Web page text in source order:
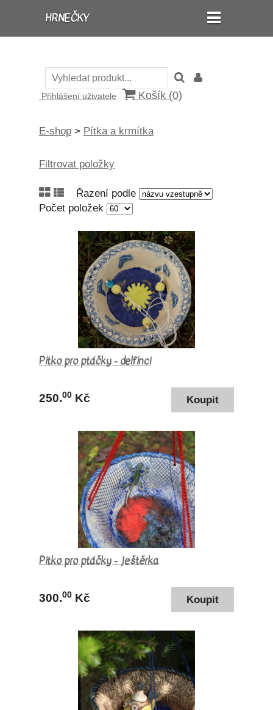
HRNEČKY
Přihlášení uživatele Košík (0)
E-shop > Pítka a krmítka
Filtrovat položky
Řazení podle
Počet položek
Pítko pro ptáčky - delfínci
250.00 Kč
Pítko pro ptáčky - ještěrka
300.00 Kč